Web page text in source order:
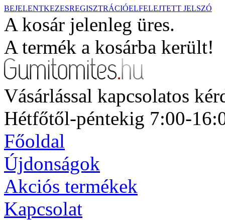
BEJELENTKEZESREGISZTRÁCIÓELFELEJTETT JELSZÓ
A kosár jelenleg üres.
A termék a kosárba került!
Vásárlással kapcsolatos
Hétfőtől-péntekig 7:00-
Főoldal
Újdonságok
Akciós termékek
Kapcsolat